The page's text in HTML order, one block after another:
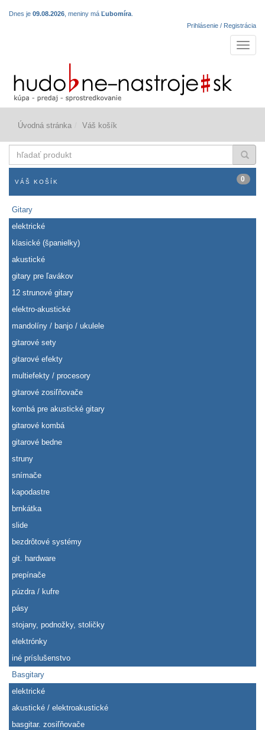
Dnes je 09.08.2026 , meniny má Ľubomíra
Prihlásenie / Registrácia
Úvodná stránka Váš košík
produkt
VÁŠ KOŠÍK 0
Gitary
elektrické
klasické (španielky)
akustické
gitary pre ľavákov
12 strunové gitary
elektro-akustické
mandolíny / banjo / ukulele
gitarové sety
gitarové efekty
multiefekty / procesory
gitarové zosiľňovače
kombá pre akustické gitary
gitarové kombá
gitarové bedne
struny
snímače
kapodastre
brnkátka
slide
bezdrôtové systémy
git. hardware
prepínače
púzdra / kufre
pásy
stojany, podnožky, stoličky
elektrónky
iné príslušenstvo
Basgitary
elektrické
akustické / elektroakustické
basgitar. zosiľňovače